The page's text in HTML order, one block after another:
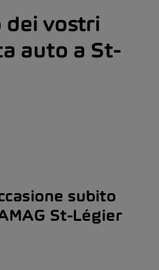
dei vostri
auto a St-
subito
St-Légier